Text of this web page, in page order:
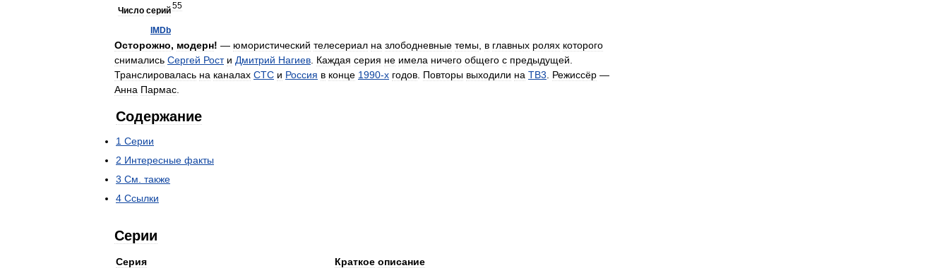
Число серий55
IMDb
Осторожно, модерн! — юмористический телесериал на злободневные темы в главных ролях которого
снимались Сергей Рост и Дмитрий Нагиев Каждая серия не имела ничего общего с предыдущей
Транслировалась на каналах СТС и Россия в конце 1990-х годов Повторы выходили на ТВ3 Режиссёр —
Анна Пармас
Содержание
1 Серии
2 Интересные факты
3 См также
4 Ссылки
Серии
Серия Краткое описание